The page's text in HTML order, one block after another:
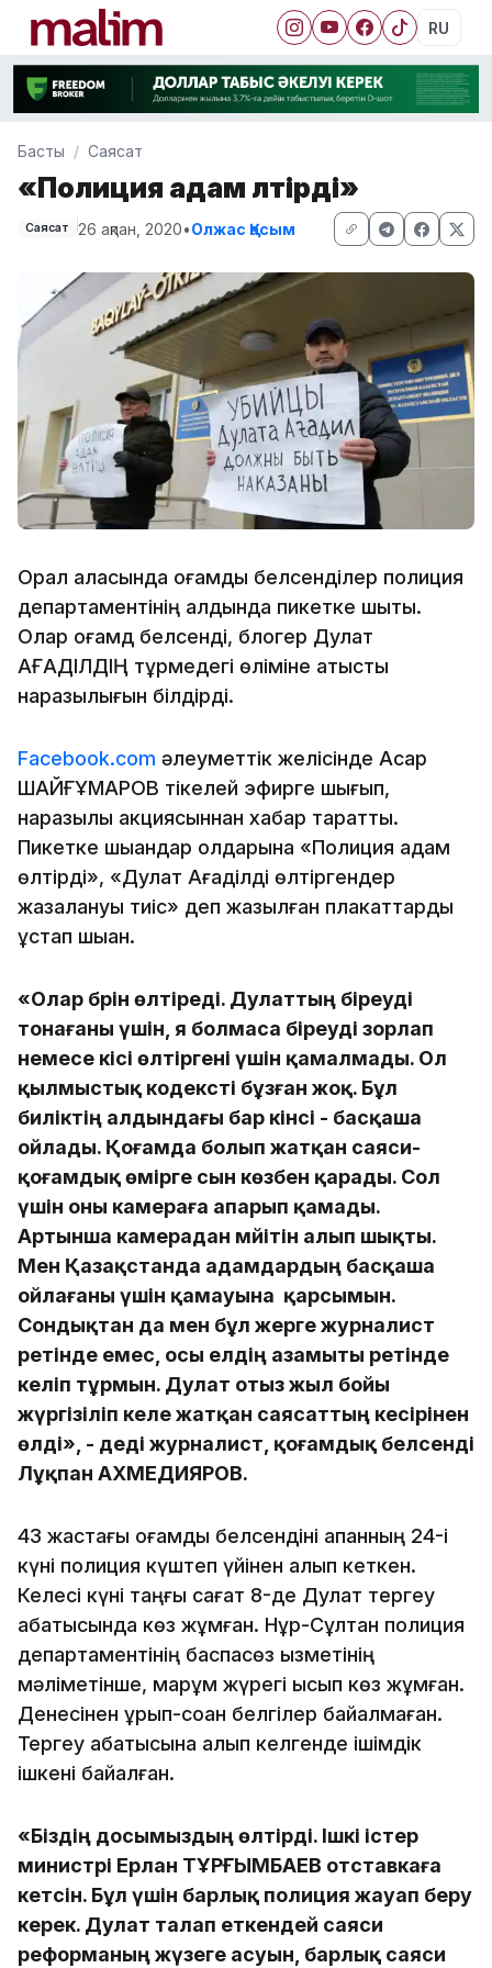
RU
Басты Саясат
«Полиция адам өлтірді»
Саясат 26 ақпан, 2020•Олжас Қасым
Орал қаласында қоғамдық белсенділер полиция
департаментінің алдында пикетке шықты.
Олар қоғамдқ белсенді, блогер Дулат
АҒАДІЛДІҢ тұрмедегі өліміне қатысты
наразылығын білдірді.
Facebook.com әлеуметтік желісінде Асқар
ШАЙҒҰМАРОВ тікелей эфирге шығып,
наразылық акциясыннан хабар таратты.
Пикетке шыққандар қолдарына «Полиция адам
өлтірді», «Дулат Ағаділді өлтіргендер
жазалануы тиіс» деп жазылған плакаттарды
ұстап шыққан.
«Олар бәрін өлтіреді. Дулаттың біреуді
тонағаны үшін, я болмаса біреуді зорлап
немесе кісі өлтіргені үшін қамалмады. Ол
қылмыстық кодексті бұзған жоқ. Бұл
биліктің алдындағы бар кінәсі - басқаша
ойлады. Қоғамда болып жатқан саяси-
қоғамдық өмірге сын көзбен қарады. Сол
үшін оны камераға апарып қамады.
Артынша камерадан мәйітін алып шықты.
Мен Қазақстанда адамдардың басқаша
ойлағаны үшін қамауына қарсымын.
Сондықтан да мен бұл жерге журналист
ретінде емес, осы елдің азамыты ретінде
келіп тұрмын. Дулат отыз жыл бойы
жүргізіліп келе жатқан саясаттың кесірінен
өлді», - деді журналист, қоғамдық белсенді
Лұқпан АХМЕДИЯРОВ.
43 жастағы қоғамдық белсендіні ақпанның 24-і
күні полиция күштеп үйінен алып кеткен.
Келесі күні таңғы сағат 8-де Дулат тергеу
абақтысында көз жұмған. Нұр-Сұлтан полиция
департаментінің баспасөз қызметінің
мәліметінше, марқұм жүрегі қысып көз жұмған.
Денесінен ұрып-соққан белгілер байқалмаған.
Тергеу абақтысына алып келгенде ішімдік
ішкені байқалған.
«Біздің досымыздың өлтірді. Ішкі істер
министрі Ерлан ТҰРҒЫМБАЕВ отставкаға
кетсін. Бұл үшін барлық полиция жауап беру
керек. Дулат талап еткендей саяси
реформаның жүзеге асуын, барлық саяси